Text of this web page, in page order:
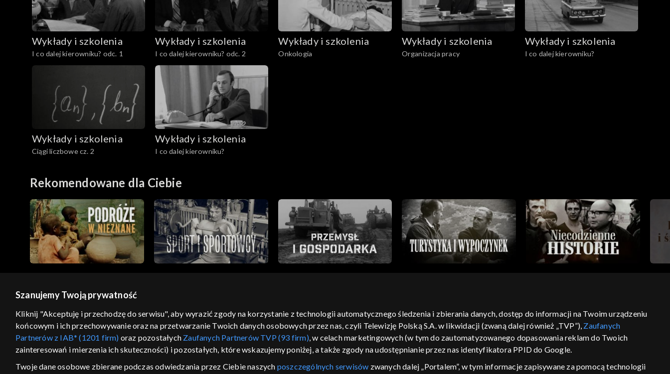
Wykłady i szkolenia
I co dalej kierowniku? odc. 1
Wykłady i szkolenia
I co dalej kierowniku? odc. 2
Wykłady i szkolenia
Onkologia
Wykłady i szkolenia
Organizacja pracy
Wykłady i szkolenia
I co dalej kierowniku?
Wykłady i szkolenia
Ciągi liczbowe cz. 2
Wykłady i szkolenia
I co dalej kierowniku?
Rekomendowane dla Ciebie
GEOLOKALIZACJA
ŁĄCZYSZ SIĘ SPOZA POLSKI
regulamin serwisu cennik polityka prywatności moje zgody pomoc kontakt voucher dostępność informacje o dostawcy usług
Szanujemy Twoją prywatność
Kliknij "Akceptuję i przechodzę do serwisu", aby wyrazić zgody na korzystanie z technologii automatycznego śledzenia i zbierania danych, dostęp do informacji na Twoim urządzeniu
końcowym i ich przechowywanie oraz na przetwarzanie Twoich danych osobowych przez nas, czyli Telewizję Polską S.A. w likwidacji (zwaną dalej również „TVP”), Zaufanych
Partnerów z IAB* (1201 firm) oraz pozostałych Zaufanych Partnerów TVP (93 firm), w celach marketingowych (w tym do zautomatyzowanego dopasowania reklam do Twoich
zainteresowań i mierzenia ich skuteczności) i pozostałych, które wskazujemy poniżej, a także zgody na udostępnianie przez nas identyfikatora PPID do Google.
Twoje dane osobowe zbierane podczas odwiedzania przez Ciebie naszych poszczególnych serwisów zwanych dalej „Portalem”, w tym informacje zapisywane za pomocą technologii